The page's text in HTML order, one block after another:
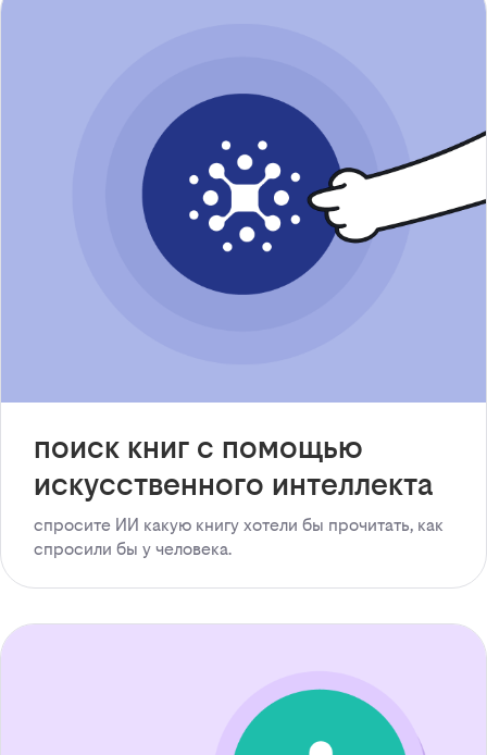
поиск книг с помощью
искусственного интеллекта
спросите ИИ какую книгу хотели бы прочитать, как
спросили бы у человека.